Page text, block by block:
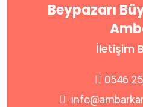
Beypazarı
İletişim
0546